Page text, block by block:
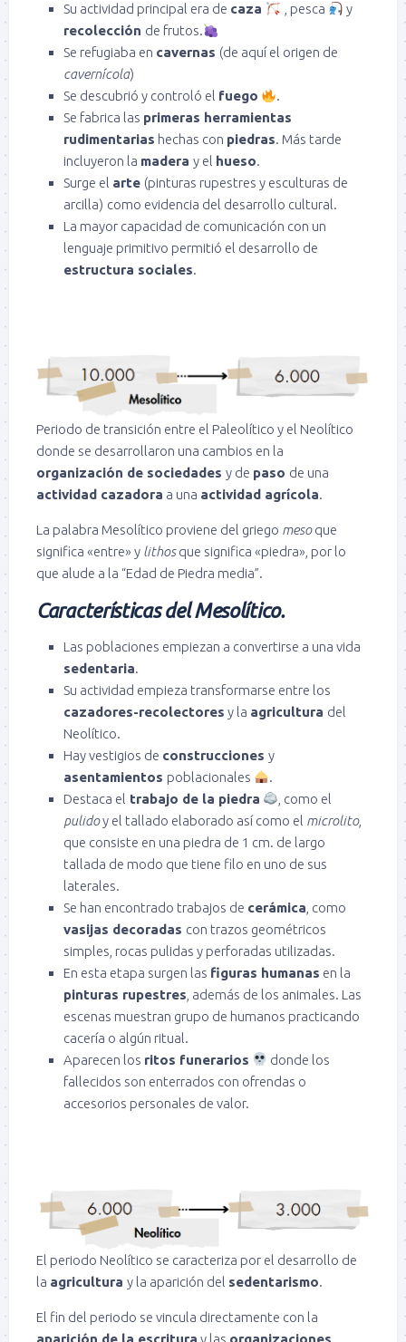
Su actividad principal era de caza , pesca
y
recolección de frutos.
Se refugiaba en cavernas (de aquí el origen de
cavernícola)
Se descubrió y controló el fuego
.
Se fabrica las primeras herramientas
rudimentarias hechas con piedras. Más tarde
incluyeron la madera y el hueso.
Surge el arte (pinturas rupestres y esculturas de
arcilla) como evidencia del desarrollo cultural.
La mayor capacidad de comunicación con un
lenguaje primitivo permitió el desarrollo de
estructura sociales.
Periodo de transición entre el Paleolítico y el Neolítico
donde se desarrollaron una cambios en la
organización de sociedades y de paso de una
actividad cazadora a una actividad agrícola.
La palabra Mesolítico proviene del griego mesoque
significa «entre» y lithosque significa «piedra», por lo
que alude a la “Edad de Piedra media”.
Características del Mesolítico.
Las poblaciones empiezan a convertirse a una vida
sedentaria.
Su actividad empieza transformarse entre los
cazadores-recolectores y la agricultura del
Neolítico.
Hay vestigios de construcciones y
asentamientos poblacionales
.
Destaca el trabajo de la piedra
, como el
pulidoy el tallado elaborado así como el microlito,
que consiste en una piedra de 1 cm. de largo
tallada de modo que tiene filo en uno de sus
laterales.
Se han encontrado trabajos de cerámica , como
vasijas decoradas con trazos geométricos
simples, rocas pulidas y perforadas utilizadas.
En esta etapa surgen las figuras humanas en la
pinturas rupestres , además de los animales. Las
escenas muestran grupo de humanos practicando
cacería o algún ritual.
Aparecen los ritos funerarios
donde los
fallecidos son enterrados con ofrendas o
accesorios personales de valor.
El periodo Neolítico se caracteriza por el desarrollo de
la agricultura y la aparición del sedentarismo.
El fin del periodo se vincula directamente con la
aparición de la escritura y las organizaciones